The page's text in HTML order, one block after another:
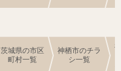
茨城県の市区
町村一覧
神栖市のチラ
シ一覧